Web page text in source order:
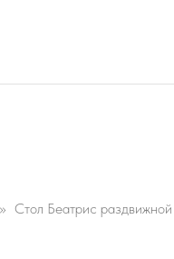
Стол Беатрис раздвижной